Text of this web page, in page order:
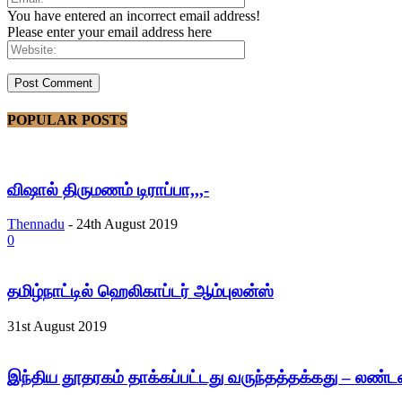
You have entered an incorrect email address!
Please enter your email address here
POPULAR POSTS
விஷால் திருமணம் டிராப்பா,,,-
Thennadu - 24th August 2019
0
தமிழ்நாட்டில் ஹெலிகாப்டர் ஆம்புலன்ஸ்
31st August 2019
இந்திய தூதரகம் தாக்கப்பட்டது வருந்தத்தக்கது –